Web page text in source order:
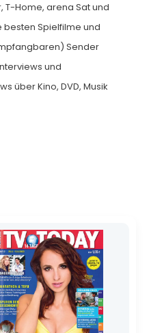
T-Home, arena Sat und
besten Spielfilme und
Sender
und
über Kino, DVD, Musik
€
€.